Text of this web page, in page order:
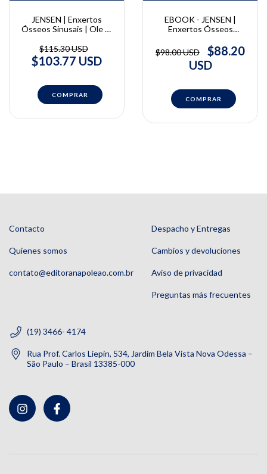
JENSEN | Enxertos
Ósseos Sinusais | Ole T.
$115.30 USD
$103.77 USD
EBOOK - JENSEN |
Enxertos Ósseos
$98.00 USD
$88.20
USD
Contacto
Quienes somos
contato@editoranapoleao.com.br
Despacho y Entregas
Cambios y devoluciones
Aviso de privacidad
Preguntas más frecuentes
(19) 3466- 4174
Rua Prof. Carlos Liepin, 534, Jardim Bela Vista Nova Odessa –
São Paulo – Brasil 13385-000